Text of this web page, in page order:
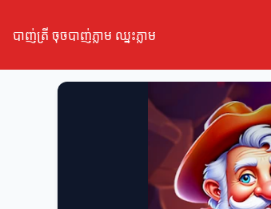
បាញ់ត្រី ចុចបាញ់ភ្លាម ឈ្នះភ្លាម